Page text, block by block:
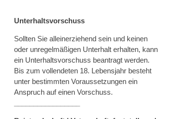
Unterhaltsvorschuss
Sollten Sie alleinerziehend sein und keinen
oder unregelmäßigen Unterhalt erhalten, kann
ein Unterhaltsvorschuss beantragt werden.
Bis zum vollendeten 18. Lebensjahr besteht
unter bestimmten Voraussetzungen ein
Anspruch auf einen Vorschuss.